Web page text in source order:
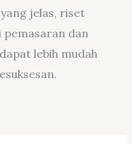
jelas, riset
dan
lebih mudah